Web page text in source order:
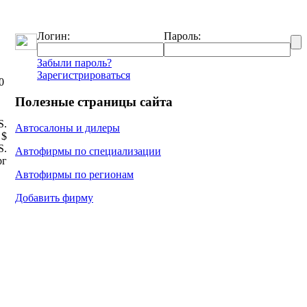
Логин: Пароль:
Забыли пароль?
Зарегистрироваться
Полезные страницы сайта
Автосалоны и дилеры
Автофирмы по специализации
Автофирмы по регионам
Добавить фирму